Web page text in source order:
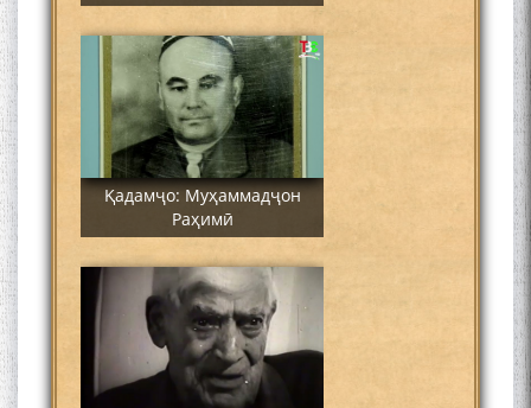
Қадамҷо: Муҳаммадҷон
Раҳимӣ